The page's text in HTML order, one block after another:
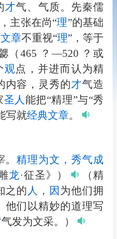
才气、气质。先秦儒
主张在尚“理”的基础
文章不重视“理”，等于
（465 ？—520 ？或
观点，并进而认为精
内容，灵秀的才气造
圣 人 能把“精理”与“秀
写就经典文章。
。精理为文，秀气成
龙·征圣》）
（精
之的 人 ， 因 为他们拥
他们以精妙的道理写
气发为文采。）